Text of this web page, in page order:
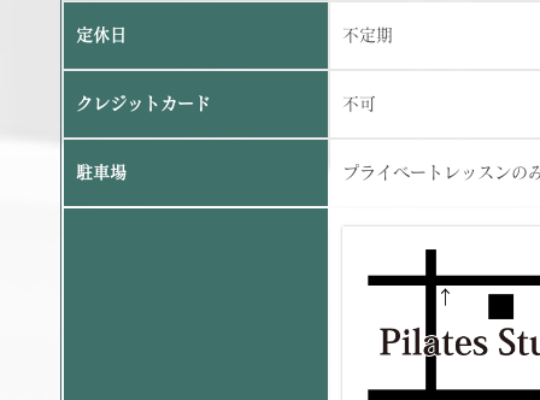
定休日 不定期
クレジットカード 不可
駐車場 プライベートレッスンの